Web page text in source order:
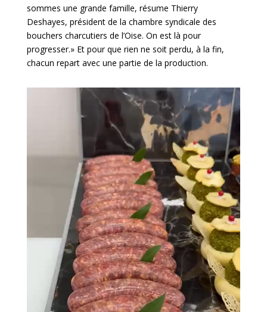
sommes une grande famille, résume Thierry
Deshayes, président de la chambre syndicale des
bouchers charcutiers de l’Oise. On est là pour
progresser.» Et pour que rien ne soit perdu, à la fin,
chacun repart avec une partie de la production.